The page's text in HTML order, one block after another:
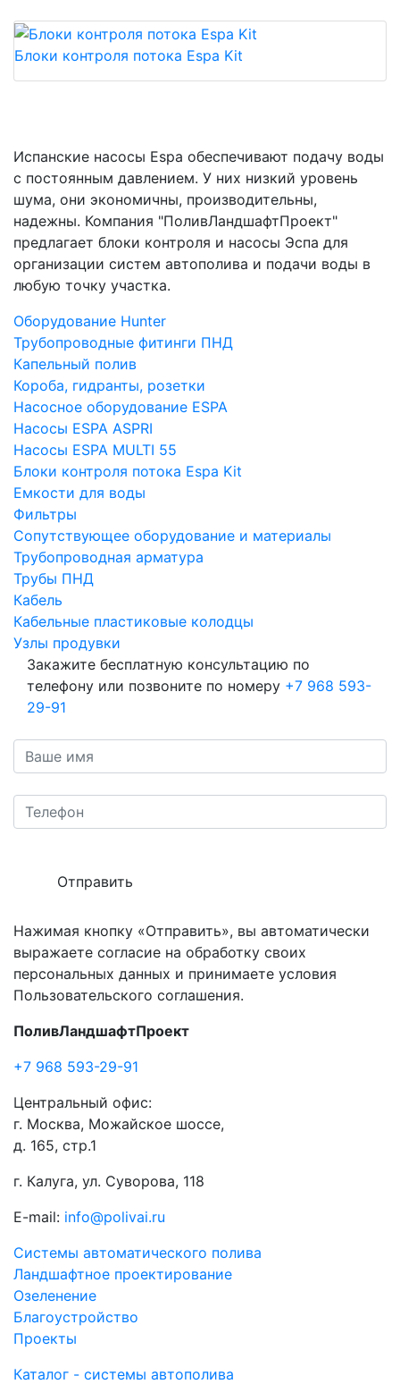
Блоки контроля потока Espa Kit
Испанские насосы Espa обеспечивают подачу воды
с постоянным давлением. У них низкий уровень
шума, они экономичны, производительны,
надежны. Компания "ПоливЛандшафтПроект"
предлагает блоки контроля и насосы Эспа для
организации систем автополива и подачи воды в
любую точку участка.
Оборудование Hunter
Трубопроводные фитинги ПНД
Капельный полив
Короба, гидранты, розетки
Насосное оборудование ESPA
Насосы ESPA ASPRI
Насосы ESPA MULTI 55
Блоки контроля потока Espa Kit
Емкости для воды
Фильтры
Сопутствующее оборудование и материалы
Трубопроводная арматура
Трубы ПНД
Кабель
Кабельные пластиковые колодцы
Узлы продувки
Закажите бесплатную консультацию по
телефону или позвоните по номеру +7 968 593-
29-91
Отправить
Нажимая кнопку «Отправить», вы автоматически
выражаете согласие на обработку своих
персональных данных и принимаете условия
Пользовательского соглашения.
ПоливЛандшафтПроект
+7 968 593-29-91
Центральный офис:
г. Москва, Можайское шоссе,
д. 165, стр.1
г. Калуга, ул. Суворова, 118
E-mail: info@polivai.ru
Системы автоматического полива
Ландшафтное проектирование
Озеленение
Благоустройство
Проекты
Каталог - системы автополива